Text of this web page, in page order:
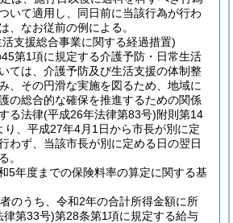
いて適用し、同日前に当該行為が行わ
、なお従前の例による。
支援総合事業に関する経過措置)
第1項に規定する介護予防・日常生活
ては、介護予防及び生活支援の体制整
、その円滑な実施を図るため、地域に
の総合的な確保を推進するための関係
る法律(平成26年法律第83号)附則第14
り、平成27年4月1日から市長が別に定
わず、当該市長が別に定める日の翌日
。
5年度までの保険料率の算定に関する基
のうち、令和2年の合計所得金額に所
律第33号)第28条第1項に規定する給与